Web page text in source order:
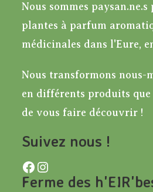
Nous sommes
plantes à parfum
médicinales dans l'Eure,
Nous transformons nous-
en différents produits
de vous faire découvrir !
Suivez nous !
Facebook Instagram
Ferme des